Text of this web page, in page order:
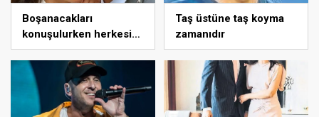
Boşanacakları
konuşulurken herkesi
şaşırttı! Anıl Altan’dan
Pelin Akil’e duygusal
Anneler Günü mesajı
Taş üstüne taş koyma
zamanıdır